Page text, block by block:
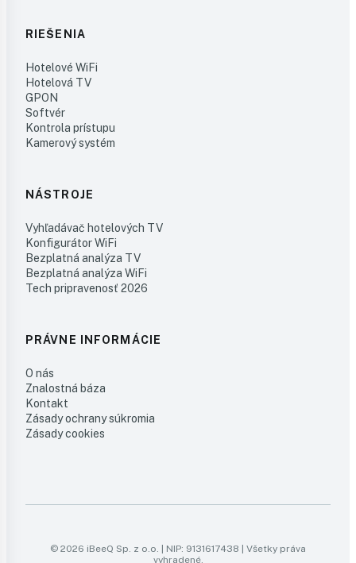
RIEŠENIA
Hotelové WiFi
Hotelová TV
GPON
Softvér
Kontrola prístupu
Kamerový systém
NÁSTROJE
Vyhľadávač hotelových TV
Konfigurátor WiFi
Bezplatná analýza TV
Bezplatná analýza WiFi
Tech pripravenosť 2026
PRÁVNE INFORMÁCIE
O nás
Znalostná báza
Kontakt
Zásady ochrany súkromia
Zásady cookies
© 2026 iBeeQ Sp. z o.o. | NIP: 9131617438 | Všetky práva
vyhradené.